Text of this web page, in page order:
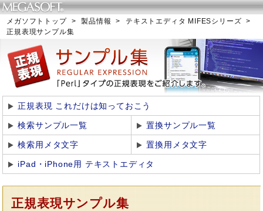
メガソフトトップ > 製品情報 > テキストエディタ MIFESシリーズ
>
正規表現サンプル集
正規表現 これだけは知っておこう
検索サンプル一覧 置換サンプル一覧
検索用メタ文字 置換用メタ文字
iPad・iPhone用 テキストエディタ
正規表現サンプル集